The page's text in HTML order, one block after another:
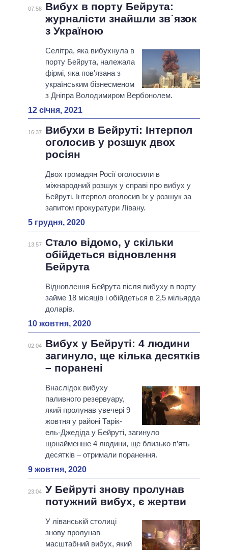
07:58
Вибух в порту Бейрута:
журналісти знайшли зв`язок
з Україною
Селітра, яка вибухнула в
порту Бейрута, належала
фірмі, яка пов'язана з
українським бізнесменом
з Дніпра Володимиром Вербонолем.
12 січня, 2021
16:37
Вибухи в Бейруті: Інтерпол
оголосив у розшук двох
росіян
Двох громадян Росії оголосили в
міжнародний розшук у справі про вибух у
Бейруті. Інтерпол оголосив їх у розшук за
запитом прокуратури Лівану.
5 грудня, 2020
13:57 Стало відомо, у скільки
обійдеться відновлення
Бейрута
Відновлення Бейрута після вибуху в порту
займе 18 місяців і обійдеться в 2,5 мільярда
доларів.
10 жовтня, 2020
02:04
Вибух у Бейруті: 4 людини
загинуло, ще кілька десятків
– поранені
Внаслідок вибуху
паливного резервуару,
який пролунав увечері 9
жовтня у районі Тарік-
ель-Джедіда у Бейруті, загинуло
щонайменше 4 людини, ще близько п’ять
десятків – отримали поранення.
9 жовтня, 2020
23:04 У Бейруті знову пролунав
потужний вибух, є жертви
У ліванській столиці
знову пролунав
масштабний вибух, який